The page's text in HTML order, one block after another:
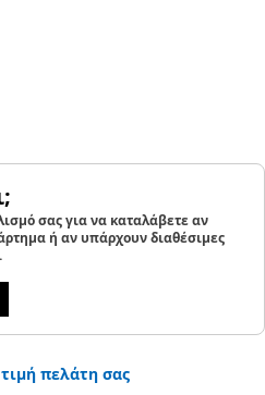
σας για να καταλάβετε αν
ή αν υπάρχουν διαθέσιμες
πελάτη σας